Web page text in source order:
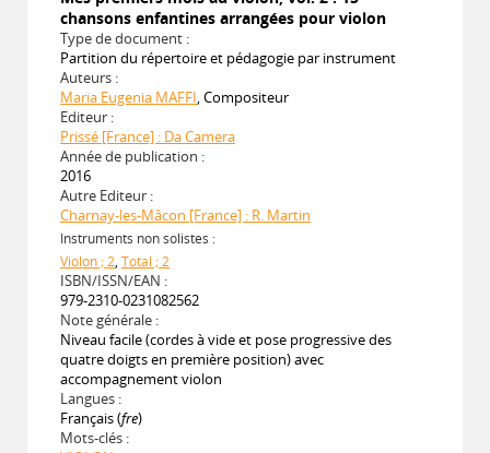
chansons enfantines arrangées pour violon
Type de document :
Partition du répertoire et pédagogie par instrument
Auteurs :
Maria Eugenia MAFFI, Compositeur
Editeur :
Prissé [France] : Da Camera
Année de publication :
2016
Autre Editeur :
Charnay-les-Mâcon [France] : R. Martin
Instruments non solistes :
Violon ; 2, Total ; 2
ISBN/ISSN/EAN :
979-2310-0231082562
Note générale :
Niveau facile (cordes à vide et pose progressive des
quatre doigts en première position) avec
accompagnement violon
Langues :
Français (fre)
Mots-clés :